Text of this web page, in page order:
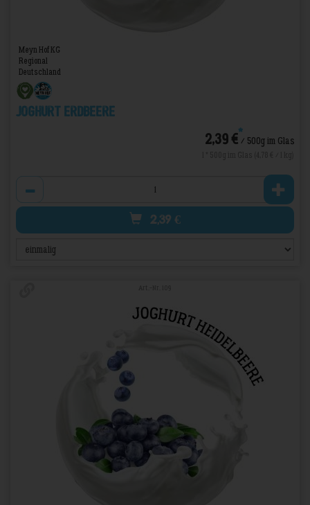
Meyn Hof KG
Regional
Deutschland
Joghurt Erdbeere
2,39 €*/ 500g im Glas
2,39 €